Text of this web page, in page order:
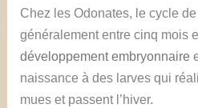
Chez les Odonates, le cycle
généralement entre cinq mois
développement embryonnaire
naissance à des larves qui
mues et passent l’hiver.